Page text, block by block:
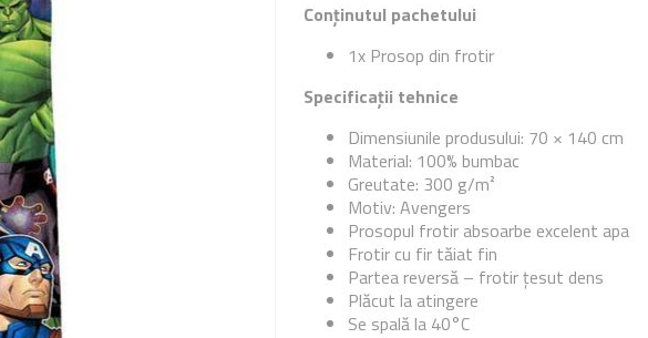
Conținutul pachetului
1x Prosop din frotir
Specificații tehnice
Dimensiunile produsului: 70 × 140 cm
Material: 100% bumbac
Greutate: 300 g/m²
Motiv: Avengers
Prosopul frotir absoarbe excelent apa
Frotir cu fir tăiat fin
Partea reversă – frotir țesut dens
Plăcut la atingere
Se spală la 40°C